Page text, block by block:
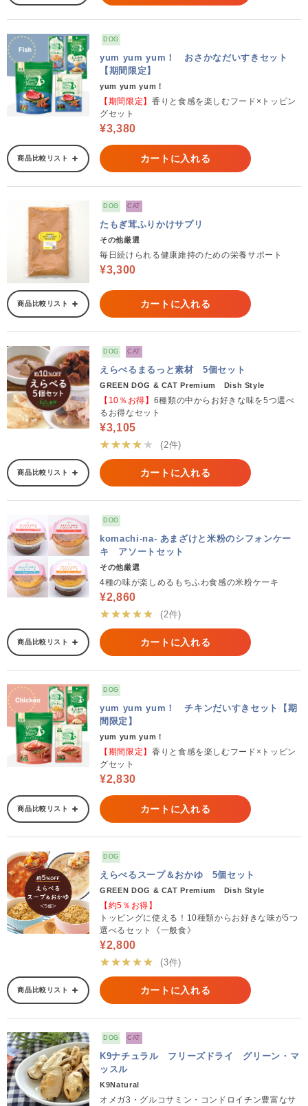
DOG
yum yum yum！ おさかなだいすきセット
【期間限定】
yum yum yum！
【期間限定】 香りと食感を楽しむフード×トッピン
グセット
¥3,380
商品比較リスト カートに入れる
DOG CAT
たもぎ茸ふりかけサプリ
その他厳選
毎日続けられる健康維持のための栄養サポート
¥3,300
商品比較リスト カートに入れる
DOG CAT
えらべるまるっと素材 5個セット
GREEN DOG & CAT Premium Dish Style
【10％お得】 6種類の中からお好きな味を5つ選べ
るお得なセット
¥3,105
★★★★★
(2件)
商品比較リスト カートに入れる
DOG
komachi-na- あまざけと米粉のシフォンケー
キ アソートセット
その他厳選
4種の味が楽しめるもちふわ食感の米粉ケーキ
¥2,860
★★★★★
(2件)
商品比較リスト カートに入れる
DOG
yum yum yum！ チキンだいすきセット【期
間限定】
yum yum yum！
【期間限定】 香りと食感を楽しむフード×トッピン
グセット
¥2,830
商品比較リスト カートに入れる
DOG
えらべるスープ＆おかゆ 5個セット
GREEN DOG & CAT Premium Dish Style
【約5％お得】
トッピングに使える！10種類からお好きな味が5つ
選べるセット《一般食》
¥2,800
★★★★★
(3件)
商品比較リスト カートに入れる
DOG CAT
K9ナチュラル フリーズドライ グリーン・マ
ッスル
K9Natural
オメガ3・グルコサミン・コンドロイチン豊富なサ